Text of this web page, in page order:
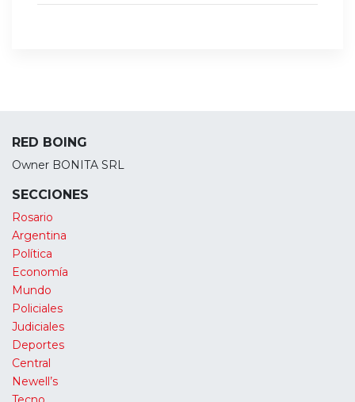
RED BOING
Owner BONITA SRL
SECCIONES
Rosario
Argentina
Política
Economía
Mundo
Policiales
Judiciales
Deportes
Central
Newell’s